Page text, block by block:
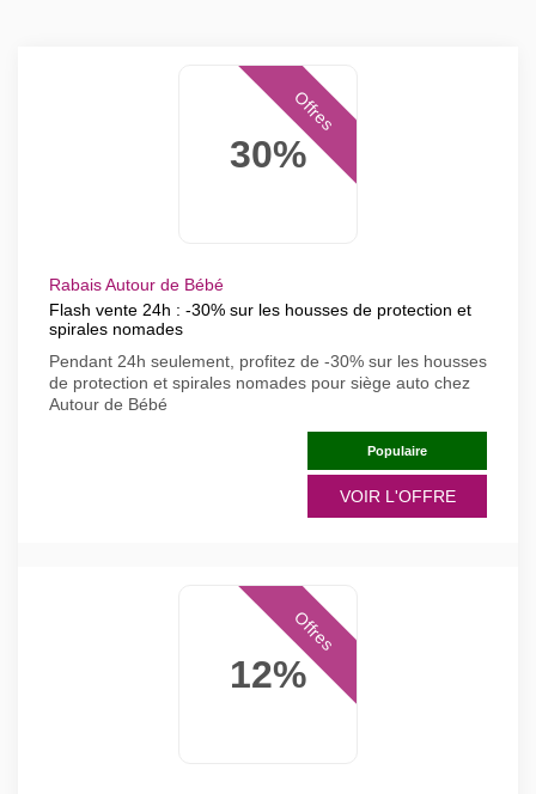
30%
Offres
Rabais Autour de Bébé
Flash vente 24h : -30% sur les housses de protection et
spirales nomades
Pendant 24h seulement, profitez de -30% sur les housses
de protection et spirales nomades pour siège auto chez
Autour de Bébé
Populaire
VOIR L'OFFRE
12%
Offres